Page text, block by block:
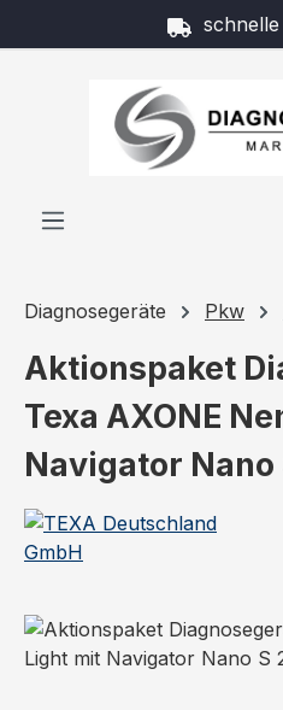
Zum Hauptinhalt springen
Diagnosegeräte Pkw
Aktionspaket
Texa AXONE
Navigator Nano
Bildergalerie überspringen